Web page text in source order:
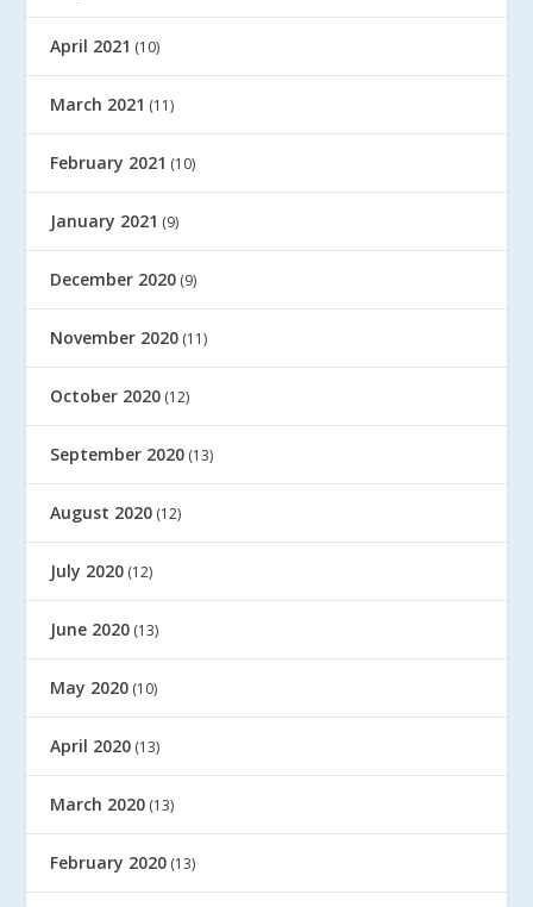
April 2021 (10)
March 2021 (11)
February 2021 (10)
January 2021 (9)
December 2020 (9)
November 2020 (11)
October 2020 (12)
September 2020 (13)
August 2020 (12)
July 2020 (12)
June 2020 (13)
May 2020 (10)
April 2020 (13)
March 2020 (13)
February 2020 (13)